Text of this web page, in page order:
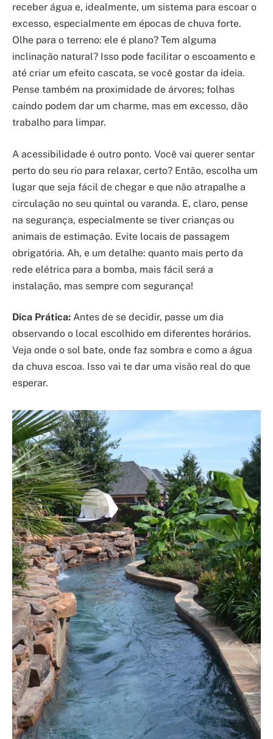
receber água e, idealmente, um sistema para escoar o
excesso, especialmente em épocas de chuva forte.
Olhe para o terreno: ele é plano? Tem alguma
inclinação natural? Isso pode facilitar o escoamento e
até criar um efeito cascata, se você gostar da ideia.
Pense também na proximidade de árvores; folhas
caindo podem dar um charme, mas em excesso, dão
trabalho para limpar.
A acessibilidade é outro ponto. Você vai querer sentar
perto do seu rio para relaxar, certo? Então, escolha um
lugar que seja fácil de chegar e que não atrapalhe a
circulação no seu quintal ou varanda. E, claro, pense
na segurança, especialmente se tiver crianças ou
animais de estimação. Evite locais de passagem
obrigatória. Ah, e um detalhe: quanto mais perto da
rede elétrica para a bomba, mais fácil será a
instalação, mas sempre com segurança!
Dica Prática: Antes de se decidir, passe um dia
observando o local escolhido em diferentes horários.
Veja onde o sol bate, onde faz sombra e como a água
da chuva escoa. Isso vai te dar uma visão real do que
esperar.